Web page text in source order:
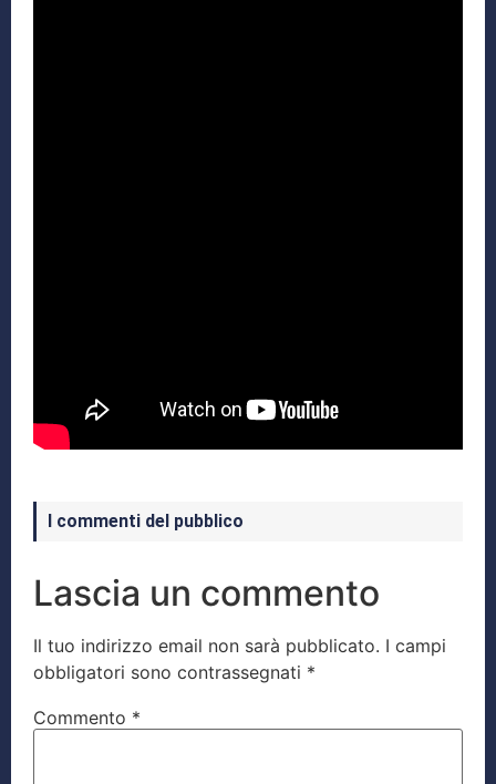
I commenti del pubblico
Lascia un commento
Il tuo indirizzo email non sarà pubblicato. I campi
obbligatori sono contrassegnati *
Commento *